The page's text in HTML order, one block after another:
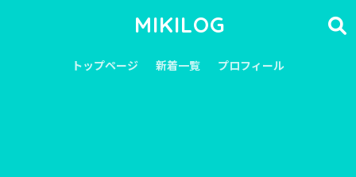
MIKILOG
トップページ 新着一覧 プロフィール